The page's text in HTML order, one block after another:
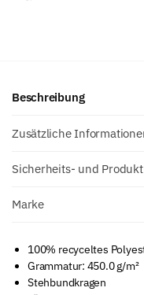
Beschreibung
Zusätzliche
Sicherheits- und
Marke
100% recyceltes
Grammatur: 450.0 g/m²
Stehbundkragen